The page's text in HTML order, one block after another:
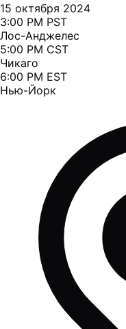
15 октября 2024
3:00 PM PST
Лос-Анджелес
5:00 PM CST
Чикаго
6:00 PM EST
Нью-Йорк